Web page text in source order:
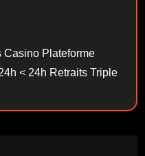
Casino Plateforme
< 24h Retraits Triple